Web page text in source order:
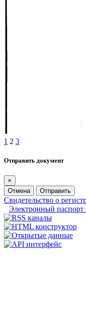
1 2 3
Отправить документ
×
Отмена
Отправить
Свидетельство о
Электронный